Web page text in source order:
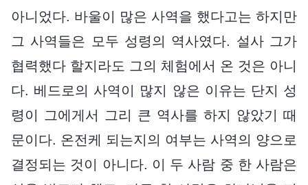
아니었다. 바울이 많은 사역을 했다고는 하지만
그 사역들은 모두 성령의 역사였다. 설사 그가
협력했다 할지라도 그의 체험에서 온 것은 아니
다. 베드로의 사역이 많지 않은 이유는 단지 성
령이 그에게서 그리 큰 역사를 하지 않았기 때
문이다. 온전케 되는지의 여부는 사역의 양으로
결정되는 것이 아니다. 이 두 사람 중 한 사람은